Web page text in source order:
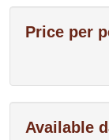
Price per
Available